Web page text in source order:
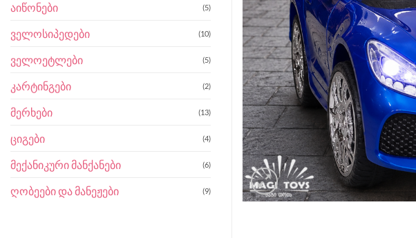
აიწონები (5)
ველოსიპედები (10)
ველოეტლები (5)
კარტინგები (2)
მერხები (13)
ციგები (4)
მექანიკური მანქანები (6)
ღობეები და მანეჟები (9)